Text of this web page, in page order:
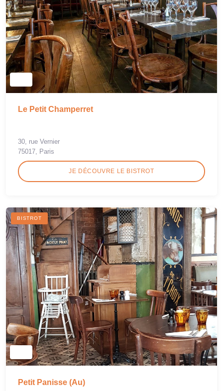
Le Petit Champerret
30, rue Vernier
75017, Paris
JE DÉCOUVRE LE BISTROT
BISTROT
Petit Panisse (Au)